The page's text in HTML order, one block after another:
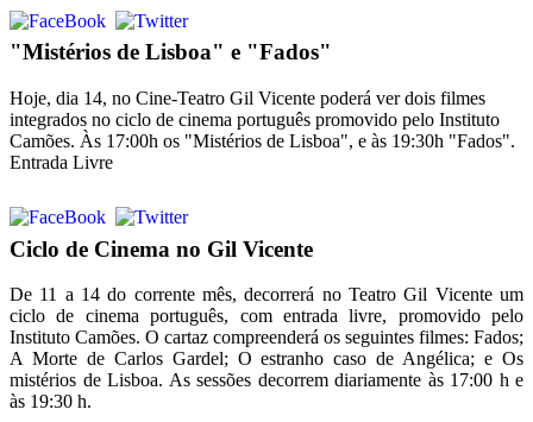
"Mistérios de Lisboa" e "Fados"
Hoje, dia 14, no Cine-Teatro Gil Vicente poderá ver dois filmes
integrados no ciclo de cinema português promovido pelo Instituto
Camões. Às 17:00h os "Mistérios de Lisboa", e às 19:30h "Fados".
Entrada Livre
Ciclo de Cinema no Gil Vicente
De 11 a 14 do corrente mês, decorrerá no Teatro Gil Vicente um
ciclo de cinema português, com entrada livre, promovido pelo
Instituto Camões. O cartaz compreenderá os seguintes filmes: Fados;
A Morte de Carlos Gardel; O estranho caso de Angélica; e Os
mistérios de Lisboa. As sessões decorrem diariamente às 17:00 h e
às 19:30 h.